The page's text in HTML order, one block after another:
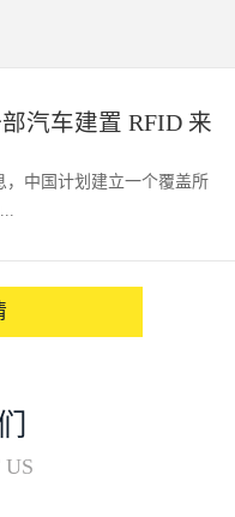
汽车建置 RFID 来
，中国计划建立一个覆盖所